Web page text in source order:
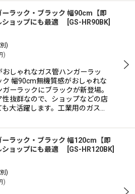
ーラック・ブラック 幅90cm【即
ショップにも最適
[GS-HR90BK]
)
)
おしゃれなガス管ハンガーラッ
ク 幅90cm無機質感がおしゃれな
ーラックにブラックが新登場。
性抜群なので、ショップなどの店
大活躍します。工業用のガス…
ーラック・ブラック 幅120cm【即
ショップにも最適
[GS-HR120BK]
)
)